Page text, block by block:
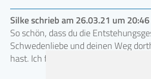
Silke schrieb am 26.03.21 um
So schön, dass du die
Schwedenliebe und deinen Weg
hast. Ich freue mich schon auf den